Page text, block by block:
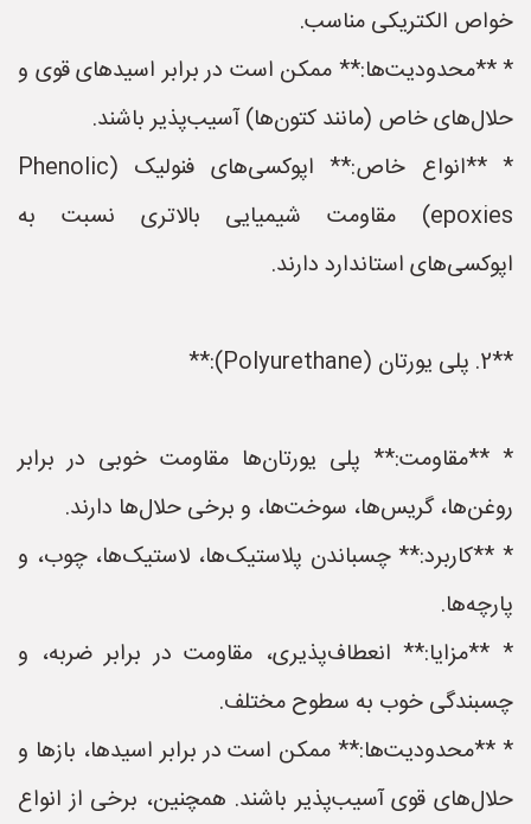
خواص الکتریکی مناسب.
* **محدودیت‌ها:** ممکن است در برابر اسیدهای قوی و
حلال‌های خاص (مانند کتون‌ها) آسیب‌پذیر باشند.
* **انواع خاص:** اپوکسی‌های فنولیک (Phenolic
epoxies) مقاومت شیمیایی بالاتری نسبت به
اپوکسی‌های استاندارد دارند.
**2. پلی یورتان (Polyurethane):**
* **مقاومت:** پلی یورتان‌ها مقاومت خوبی در برابر
روغن‌ها، گریس‌ها، سوخت‌ها، و برخی حلال‌ها دارند.
* **کاربرد:** چسباندن پلاستیک‌ها، لاستیک‌ها، چوب، و
پارچه‌ها.
* **مزایا:** انعطاف‌پذیری، مقاومت در برابر ضربه، و
چسبندگی خوب به سطوح مختلف.
* **محدودیت‌ها:** ممکن است در برابر اسیدها، بازها و
حلال‌های قوی آسیب‌پذیر باشند. همچنین، برخی از انواع